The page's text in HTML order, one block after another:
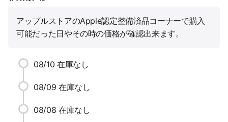
アップルストアのApple認定整備済品コーナーで購入
可能だった日やその時の価格が確認出来ます。
08/10 在庫なし
08/09 在庫なし
08/08 在庫なし